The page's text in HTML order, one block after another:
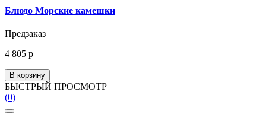
Блюдо Морские камешки
Предзаказ
4 805 р
В корзину
БЫСТРЫЙ ПРОСМОТР
(0)